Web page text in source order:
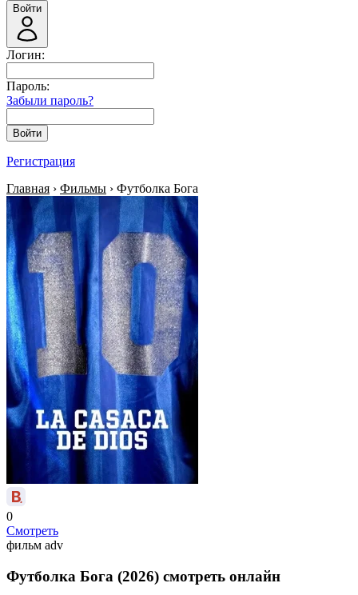
Войти
Логин:
Пароль:
Забыли пароль?
Войти
Регистрация
Главная › Фильмы › Футболка Бога
0
Смотреть
фильм adv
Футболка Бога (2026) смотреть онлайн